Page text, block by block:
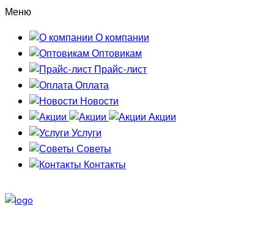
Меню
О компании
Оптовикам
Прайс-лист
Оплата
Новости
Акции
Услуги
Советы
Контакты